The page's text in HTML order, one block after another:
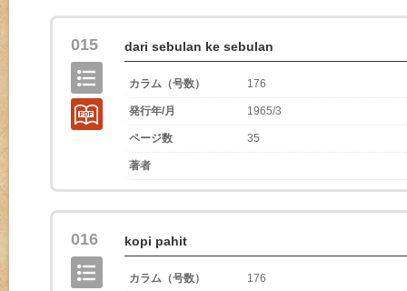
015 dari sebulan ke sebulan
カラム（号数） 176
発行年/月 1965/3
ページ数 35
著者
016 kopi pahit
カラム（号数） 176